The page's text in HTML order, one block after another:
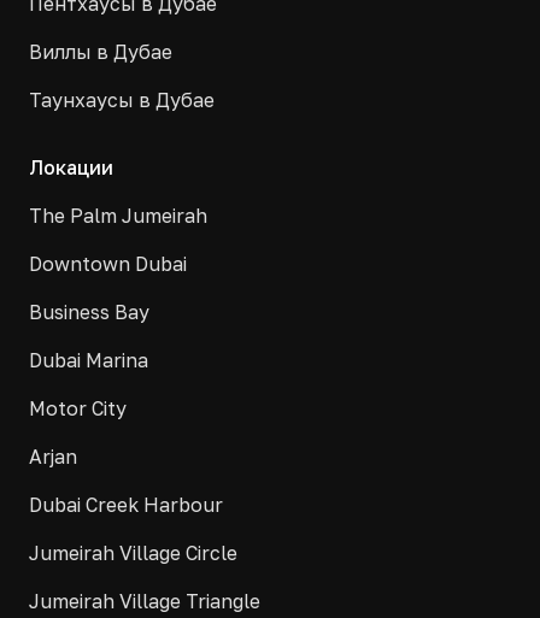
Виллы в Дубае
Таунхаусы в Дубае
Локации
The Palm Jumeirah
Downtown Dubai
Business Bay
Dubai Marina
Motor City
Arjan
Dubai Creek Harbour
Jumeirah Village Circle
Jumeirah Village Triangle